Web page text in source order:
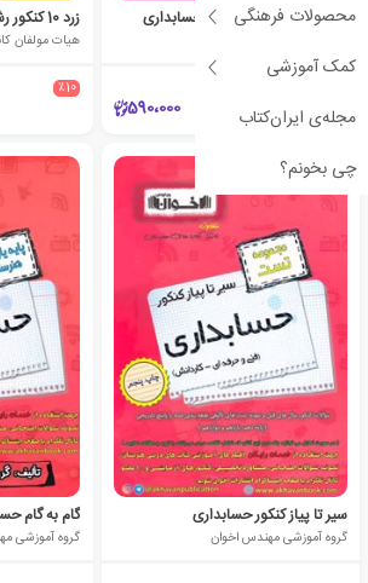
محصولات فرهنگی
کمک آموزشی
مجله‌ی ایران‌کتاب
چی بخونم؟
سیر تا پیاز درسنامه کنکور حسابداری
590،000
زرد 10 کنکور رشته حسابداری هنرستان
هیات مولفان
٪10
سیر تا پیاز کنکور حسابداری
گروه آموزشی مهندس اخوان
گام به گام
گروه آموزشی